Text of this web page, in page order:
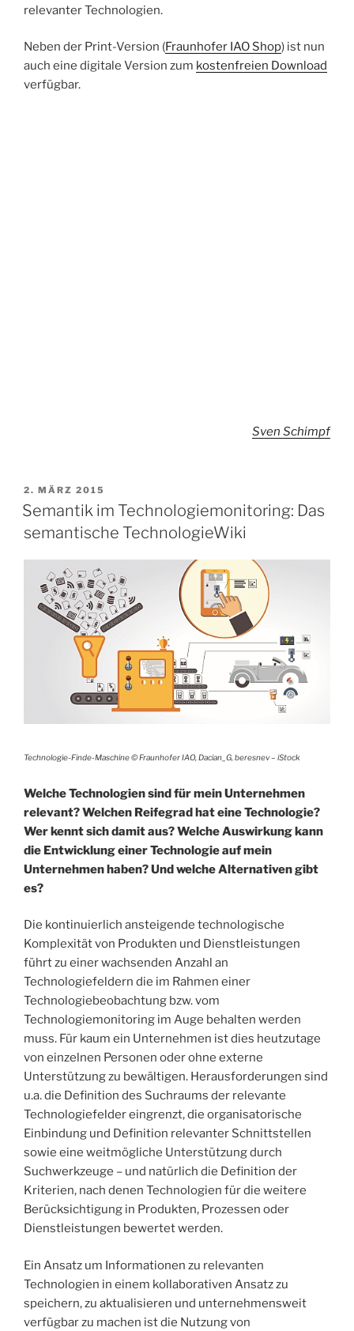
relevanter Technologien.
Neben der Print-Version (Fraunhofer IAO Shop) ist nun
auch eine digitale Version zum kostenfreien Download
verfügbar.
Sven Schimpf
VERÖFFENTLICHT
AM
2. MÄRZ 2015
Semantik im Technologiemonitoring: Das
semantische TechnologieWiki
Technologie-Finde-Maschine © Fraunhofer IAO, Dacian_G, beresnev – iStock
Welche Technologien sind für mein Unternehmen
relevant? Welchen Reifegrad hat eine Technologie?
Wer kennt sich damit aus? Welche Auswirkung kann
die Entwicklung einer Technologie auf mein
Unternehmen haben? Und welche Alternativen gibt
es?
Die kontinuierlich ansteigende technologische
Komplexität von Produkten und Dienstleistungen
führt zu einer wachsenden Anzahl an
Technologiefeldern die im Rahmen einer
Technologiebeobachtung bzw. vom
Technologiemonitoring im Auge behalten werden
muss. Für kaum ein Unternehmen ist dies heutzutage
von einzelnen Personen oder ohne externe
Unterstützung zu bewältigen. Herausforderungen sind
u.a. die Definition des Suchraums der relevante
Technologiefelder eingrenzt, die organisatorische
Einbindung und Definition relevanter Schnittstellen
sowie eine weitmögliche Unterstützung durch
Suchwerkzeuge – und natürlich die Definition der
Kriterien, nach denen Technologien für die weitere
Berücksichtigung in Produkten, Prozessen oder
Dienstleistungen bewertet werden.
Ein Ansatz um Informationen zu relevanten
Technologien in einem kollaborativen Ansatz zu
speichern, zu aktualisieren und unternehmensweit
verfügbar zu machen ist die Nutzung von